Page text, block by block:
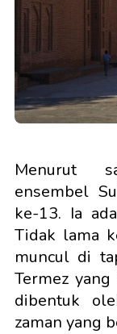
Menurut
ensembel
ke-13. Ia
Tidak lama
muncul di
Termez
dibentuk
zaman yang